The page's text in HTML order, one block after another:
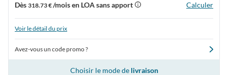
Dès 318.73 €/mois en LOA sans apport Calculer
Voir le détail du prix
Avez-vous un code promo ?
Choisir le mode de livraison